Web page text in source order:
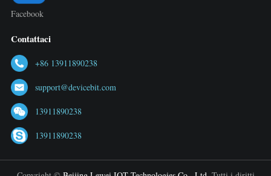
Facebook
Contattaci
+86 13911890238
support@devicebit.com
13911890238
13911890238